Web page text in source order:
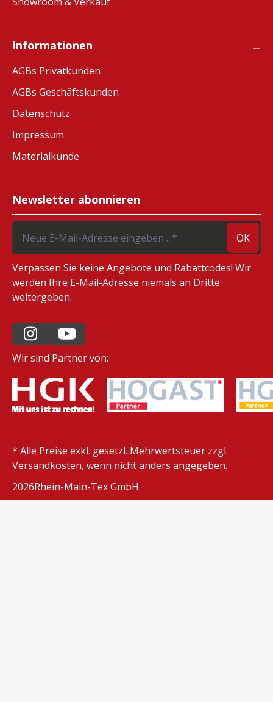
Informationen
AGBs Privatkunden
AGBs Geschäftskunden
Datenschutz
Impressum
Materialkunde
Newsletter abonnieren
OK
Verpassen Sie keine Angebote und Rabattcodes! Wir
werden Ihre E-Mail-Adresse niemals an Dritte
weitergeben.
Wir sind Partner von:
* Alle Preise exkl. gesetzl. Mehrwertsteuer zzgl.
Versandkosten, wenn nicht anders angegeben.
2026Rhein-Main-Tex GmbH